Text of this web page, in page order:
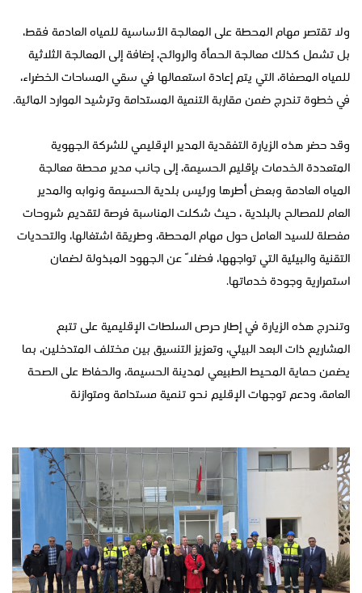
ولا تقتصر مهام المحطة على المعالجة الأساسية للمياه العادمة فقط،
بل تشمل كذلك معالجة الحمأة والروائح، إضافة إلى المعالجة الثلاثية
للمياه المصفاة، التي يتم إعادة استعمالها في سقي المساحات الخضراء،
في خطوة تندرج ضمن مقاربة التنمية المستدامة وترشيد الموارد المائية.
وقد حضر هذه الزيارة التفقدية المدير الإقليمي للشركة الجهوية
المتعددة الخدمات بإقليم الحسيمة، إلى جانب مدير محطة معالجة
المياه العادمة وبعض أطرها ورئيس بلدية الحسيمة ونوابه والمدير
العام للمصالح بالبلدية ، حيث شكلت المناسبة فرصة لتقديم شروحات
مفصلة للسيد العامل حول مهام المحطة، وطريقة اشتغالها، والتحديات
التقنية والبيئية التي تواجهها، فضلاً عن الجهود المبذولة لضمان
استمرارية وجودة خدماتها.
وتندرج هذه الزيارة في إطار حرص السلطات الإقليمية على تتبع
المشاريع ذات البعد البيئي، وتعزيز التنسيق بين مختلف المتدخلين، بما
يضمن حماية المحيط الطبيعي لمدينة الحسيمة، والحفاظ على الصحة
العامة، ودعم توجهات الإقليم نحو تنمية مستدامة ومتوازنة